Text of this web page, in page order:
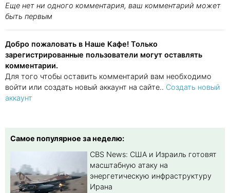
Еще нет ни одного комментария, ваш комментарий может
быть первым
Добро пожаловать в Наше Кафе! Только
зарегистрированные пользователи могут оставлять
комментарии.
Для того чтобы оставить комментарий вам необходимо
войти или создать новый аккаунт на сайте.. Создать новый
аккаунт
Самое популярное за неделю:
CBS News: США и Израиль готовят
масштабную атаку на
энергетическую инфраструктуру
Ирана